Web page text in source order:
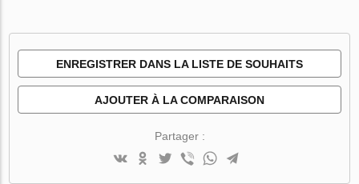
ENREGISTRER DANS LA LISTE DE SOUHAITS
AJOUTER À LA COMPARAISON
Partager :